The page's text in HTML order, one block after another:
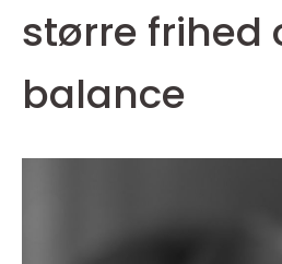
større frihed
balance